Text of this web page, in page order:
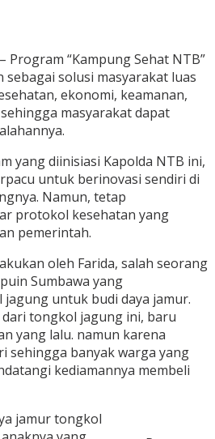
– Program “Kampung Sehat NTB”
solusi masyarakat luas
ekonomi, keamanan,
masyarakat dapat
yang diinisiasi Kapolda NTB ini,
untuk berinovasi sendiri di
Namun, tetap
protokol kesehatan yang
pemerintah.
oleh Farida, salah seorang
Sumbawa yang
untuk budi daya jamur.
dari tongkol jagung ini, baru
yang lalu. namun karena
sehingga banyak warga yang
kediamannya membeli
jamur tongkol